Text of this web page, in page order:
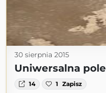
30 sierpnia 2015
Uniwersalna
14 1 Zapisz